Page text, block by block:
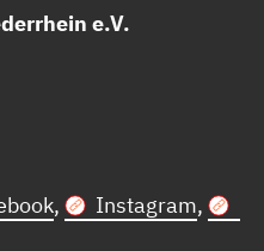
e.V.
, Instagram,